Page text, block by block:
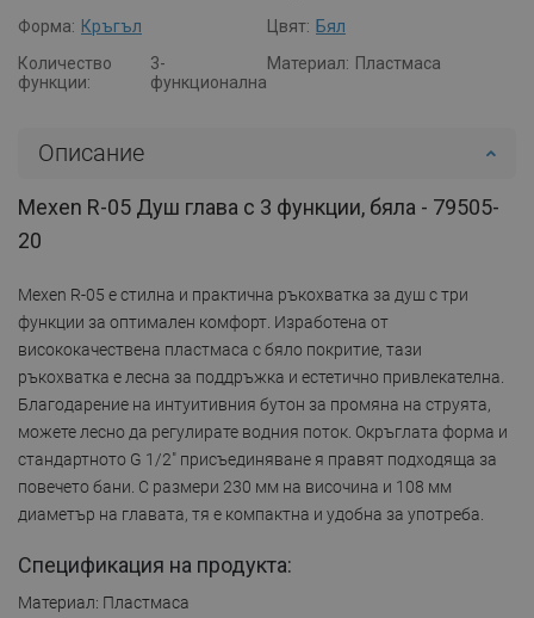
Форма: Кръгъл Цвят: Бял
Количество
функции:
3-
функционална
Материал: Пластмаса
Описание
Mexen R-05 Душ глава с 3 функции, бяла - 79505-
20
Mexen R-05 е стилна и практична ръкохватка за душ с три
функции за оптимален комфорт. Изработена от
висококачествена пластмаса с бяло покритие, тази
ръкохватка е лесна за поддръжка и естетично привлекателна.
Благодарение на интуитивния бутон за промяна на струята,
можете лесно да регулирате водния поток. Окръглата форма и
стандартното G 1/2" присъединяване я правят подходяща за
повечето бани. С размери 230 мм на височина и 108 мм
диаметър на главата, тя е компактна и удобна за употреба.
Спецификация на продукта:
Материал: Пластмаса